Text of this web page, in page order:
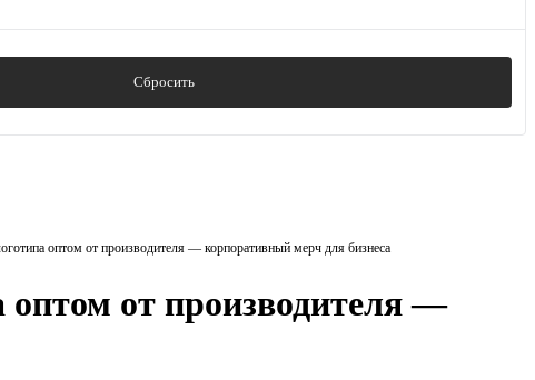
Сбросить
оптом от производителя — корпоративный мерч для бизнеса
оптом от производителя —